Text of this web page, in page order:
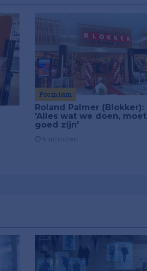
Premium
Roland Palmer (Blokker):
'Alles wat we doen, moet
goed zijn'